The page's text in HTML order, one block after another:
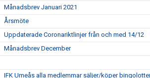
Månadsbrev Januari 2021
Årsmöte
Uppdaterade Coronariktlinjer från och med 14/12
Månadsbrev December
IFK Umeås alla medlemmar säljer/köper